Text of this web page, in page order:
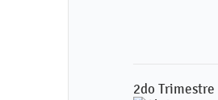
2do Trimestre